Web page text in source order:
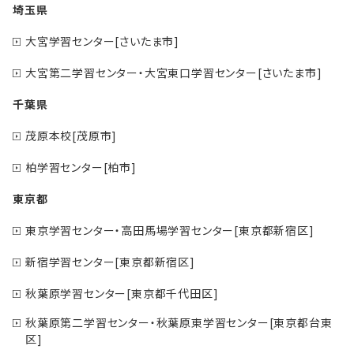
埼玉県
大宮学習センター[さいたま市]
大宮第二学習センター・大宮東口学習センター[さいたま市]
千葉県
茂原本校[茂原市]
柏学習センター[柏市]
東京都
東京学習センター・高田馬場学習センター[東京都新宿区]
新宿学習センター[東京都新宿区]
秋葉原学習センター[東京都千代田区]
秋葉原第二学習センター・秋葉原東学習センター[東京都台東
区]